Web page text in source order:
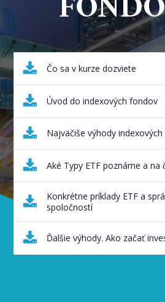
Čo sa v kurze dozviete
Úvod do indexových fondov
Najväčiše výhody
Aké Typy ETF poznáme a
Konkrétne príklady ETF a
spoločností
Ďalšie výhody. Ako začať